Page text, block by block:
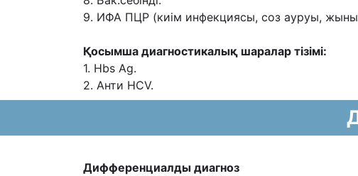
9. ИФА ПЦР (киім инфекциясы, соз ауруы,
Қосымша диагностикалық шаралар тізімі:
1. Hbs Ag.
2. Анти HCV.
Дифференциалды диагноз